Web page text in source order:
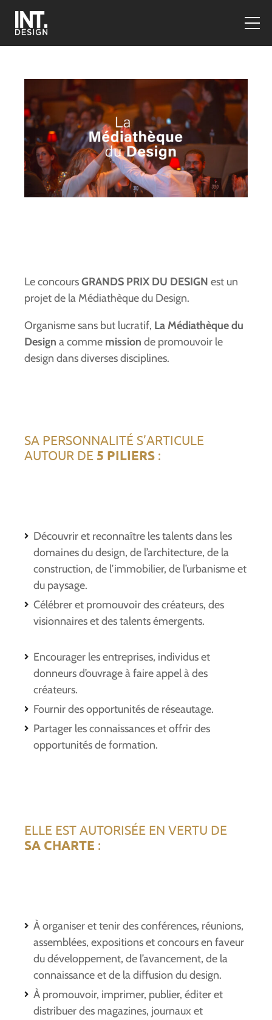
Le concoursGRANDS PRIX DU DESIGN est un
projet de la Médiathèque du Design.
Organisme sans but lucratif, La Médiathèque du
Design a comme mission de promouvoir le
design dans diverses disciplines.
SA PERSONNALITÉ S’ARTICULE
AUTOUR DE 5 PILIERS :
Découvrir et reconnaître les talents dans les
domaines du design, de l’architecture, de la
construction, de l’immobilier, de l’urbanisme et
du paysage.
Célébrer et promouvoir des créateurs, des
visionnaires et des talents émergents.
Encourager les entreprises, individus et
donneurs d’ouvrage à faire appel à des
créateurs.
Fournir des opportunités de réseautage.
Partager les connaissances et offrir des
opportunités de formation.
ELLE EST AUTORISÉE EN VERTU DE
SA CHARTE :
À organiser et tenir des conférences, réunions,
assemblées, expositions et concours en faveur
du développement, de l’avancement, de la
connaissance et de la diffusion du design.
À promouvoir, imprimer, publier, éditer et
distribuer des magazines, journaux et